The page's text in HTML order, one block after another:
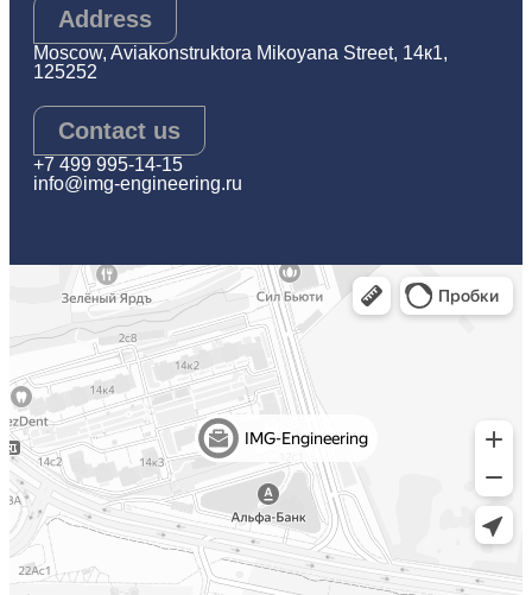
Address
Moscow, Aviakonstruktora Mikoyana Street, 14к1,
125252
Contact us
+7 499 995-14-15
info@img-engineering.ru